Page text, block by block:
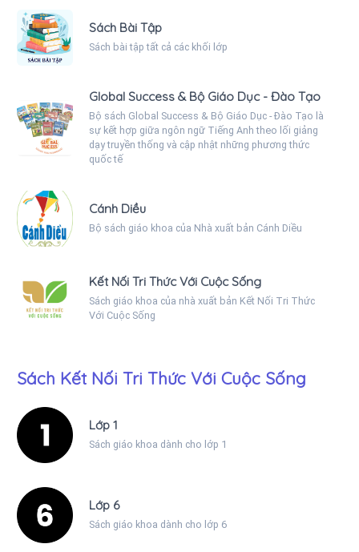
Sách Bài Tập
Sách bài tập tất cả các khối lớp
Global Success & Bộ Giáo Dục - Đào Tạo
Bộ sách Global Success & Bộ Giáo Dục - Đào Tạo là
sự kết hợp giữa ngôn ngữ Tiếng Anh theo lối giảng
dạy truyền thống và cập nhật những phương thức
quốc tế
Cánh Diều
Bộ sách giáo khoa của Nhà xuất bản Cánh Diều
Kết Nối Tri Thức Với Cuộc Sống
Sách giáo khoa của nhà xuất bản Kết Nối Tri Thức
Với Cuộc Sống
Sách Kết Nối Tri Thức Với Cuộc Sống
Lớp 1
Sách giáo khoa dành cho lớp 1
Lớp 6
Sách giáo khoa dành cho lớp 6